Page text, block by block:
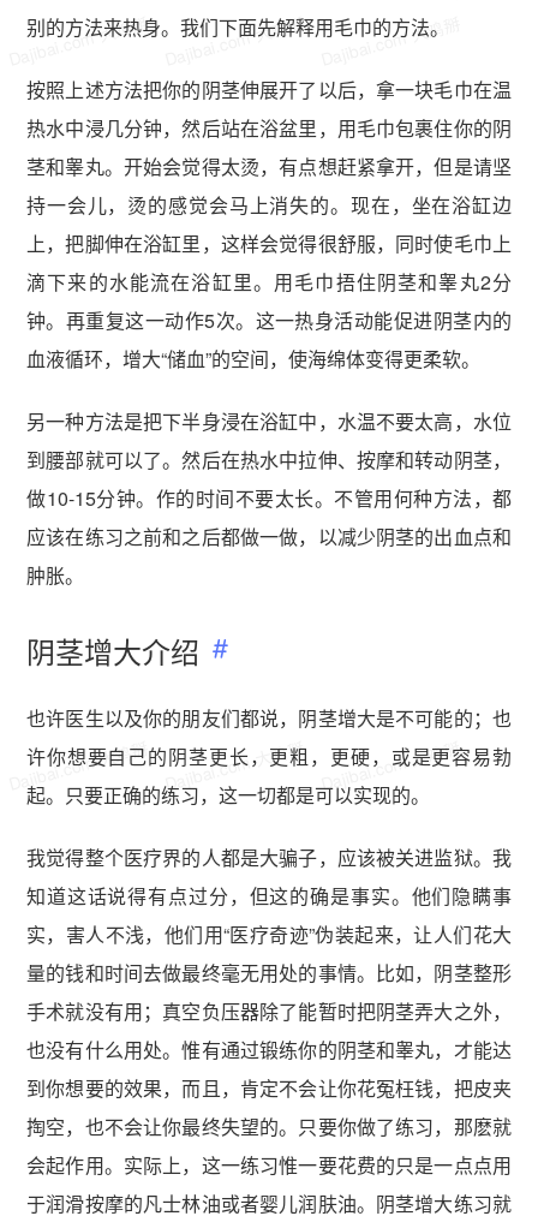
别的方法来热身。我们下面先解释用毛巾的方法。
按照上述方法把你的阴茎伸展开了以后，拿一块毛巾在温
热水中浸几分钟，然后站在浴盆里，用毛巾包裹住你的阴
茎和睾丸。开始会觉得太烫，有点想赶紧拿开，但是请坚
持一会儿，烫的感觉会马上消失的。现在，坐在浴缸边
上，把脚伸在浴缸里，这样会觉得很舒服，同时使毛巾上
滴下来的水能流在浴缸里。用毛巾捂住阴茎和睾丸2分
钟。再重复这一动作5次。这一热身活动能促进阴茎内的
血液循环，增大“储血”的空间，使海绵体变得更柔软。
另一种方法是把下半身浸在浴缸中，水温不要太高，水位
到腰部就可以了。然后在热水中拉伸、按摩和转动阴茎，
做10-15分钟。作的时间不要太长。不管用何种方法，都
应该在练习之前和之后都做一做，以减少阴茎的出血点和
肿胀。
阴茎增大介绍​
也许医生以及你的朋友们都说，阴茎增大是不可能的；也
许你想要自己的阴茎更长，更粗，更硬，或是更容易勃
起。只要正确的练习，这一切都是可以实现的。
我觉得整个医疗界的人都是大骗子，应该被关进监狱。我
知道这话说得有点过分，但这的确是事实。他们隐瞒事
实，害人不浅，他们用“医疗奇迹”伪装起来，让人们花大
量的钱和时间去做最终毫无用处的事情。比如，阴茎整形
手术就没有用；真空负压器除了能暂时把阴茎弄大之外，
也没有什么用处。惟有通过锻练你的阴茎和睾丸，才能达
到你想要的效果，而且，肯定不会让你花冤枉钱，把皮夹
掏空，也不会让你最终失望的。只要你做了练习，那麽就
会起作用。实际上，这一练习惟一要花费的只是一点点用
于润滑按摩的凡士林油或者婴儿润肤油。阴茎增大练习就
Dajibai.com 大鸡掰Dajibai.com 大鸡掰Dajibai.com 大鸡掰
Dajibai.com 大鸡掰Dajibai.com 大鸡掰 Dajibai.com 大鸡掰